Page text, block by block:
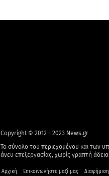
Copyright © 2012 - 2023 News.gr
Το σύνολο του περιεχομένου και των
άνευ επεξεργασίας, χωρίς γραπτή
Αρχική Επικοινωνήστε μαζί μας Διαφήμιση